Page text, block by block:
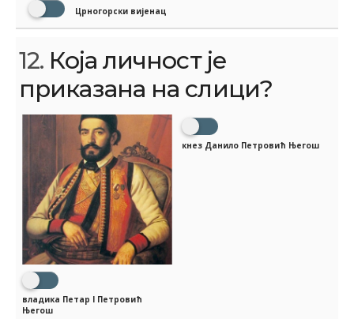
Црногорски вијенац
12. Која личност је
приказана на слици?
владика Петар I Петровић
Његош
кнез Данило Петровић Његош